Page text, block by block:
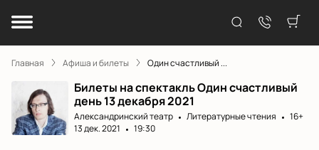
Главная Афиша и билеты Один счастливый ...
Билеты на спектакль Один счастливый
день 13 декабря 2021
Александринский театр Литературные чтения
16+
13 дек. 2021
19:30